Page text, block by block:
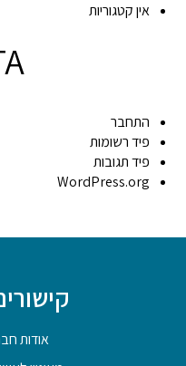
אין קטגוריות
התחבר
פיד רשומות
פיד תגובות
WordPress.org
אודות